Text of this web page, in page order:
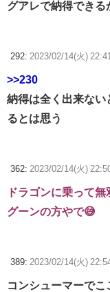
グアレで納得できる
292: 2023/02/14(火)
>>230
納得は全く出来ない
るとは思う
362: 2023/02/14(火)
ドラゴンに乗って
グーンの方やで😅
389: 2023/02/14(火)
コンシューマーで